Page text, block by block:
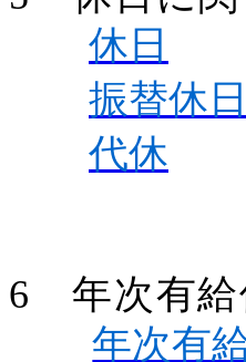
休日
振替休日
代休
6 年次有給
年次有